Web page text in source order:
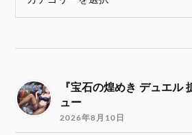
『宝石の煌めき デュエル
ュー
2026年8月10日